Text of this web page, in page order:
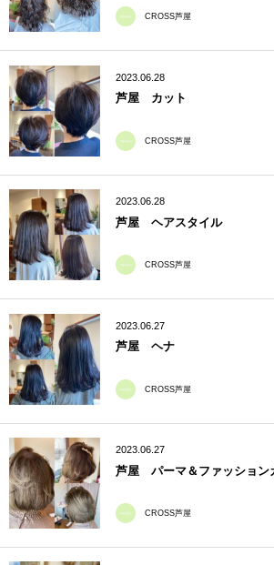
CROSS芦屋
2023.06.28
芦屋 カット
CROSS芦屋
2023.06.28
芦屋 ヘアスタイル
CROSS芦屋
2023.06.27
芦屋 ヘナ
CROSS芦屋
2023.06.27
芦屋 パーマ＆ファッション
CROSS芦屋